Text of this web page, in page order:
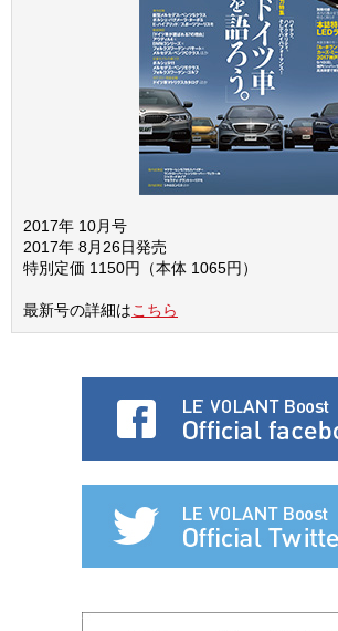
2017年 10月号
2017年 8月26日発売
特別定価 1150円（本体 1065円）
最新号の詳細はこちら